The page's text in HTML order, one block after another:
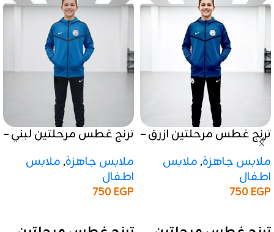
ترنج غطس مرحلتين ازرق –
موسم شتوي 2025 / 2026
ملابس جاهزة, ملابس
اطفال
750EGP
ترنج غطس مرحلتين لبني –
ملابس جاهزة, ملابس
اطفال
750EGP